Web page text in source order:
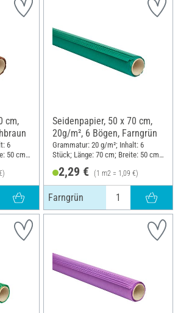
cm,
6
50 cm;
Seidenpapier, 50 x 70 cm,
20g/m², 6 Bögen, Farngrün
Grammatur: 20 g/m²; Inhalt: 6
Stück; Länge: 70 cm; Breite: 50 cm;
2,29 € (1 m2 = 1,09 €)
Farngrün